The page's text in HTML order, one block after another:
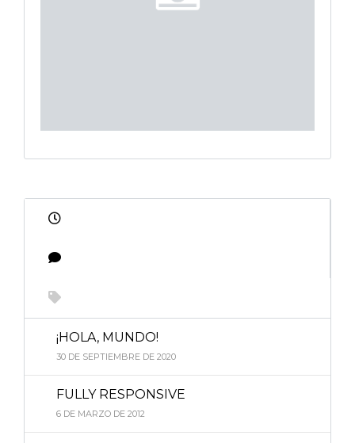
¡HOLA, MUNDO!
30 DE SEPTIEMBRE DE 2020
FULLY RESPONSIVE
6 DE MARZO DE 2012